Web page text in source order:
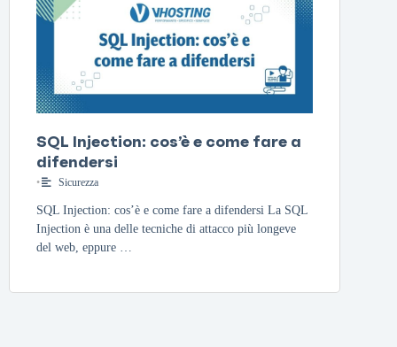
SQL Injection: cos’è e come fare a
difendersi
• Sicurezza
SQL Injection: cos’è e come fare a difendersi La SQL
Injection è una delle tecniche di attacco più longeve
del web, eppure …